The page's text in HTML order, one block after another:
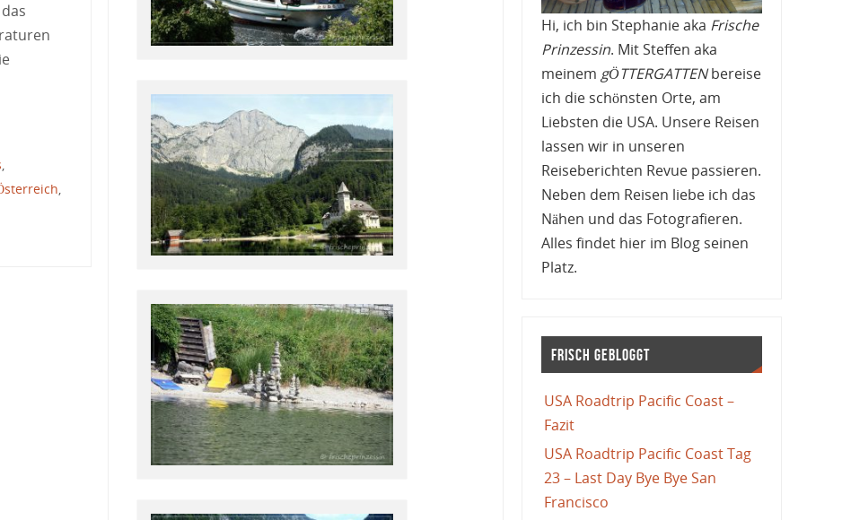
,
,
Hi, ich bin Stephanie aka Frische
Prinzessin. Mit Steffen aka
meinem gÖTTERGATTENbereise
ich die schönsten Orte, am
Liebsten die USA. Unsere Reisen
lassen wir in unseren
Reiseberichten Revue passieren.
Neben dem Reisen liebe ich das
Nähen und das Fotografieren.
Alles findet hier im Blog seinen
Platz.
Frisch gebloggt
USA Roadtrip Pacific Coast –
Fazit
USA Roadtrip Pacific Coast Tag
23 – Last Day Bye Bye San
Francisco